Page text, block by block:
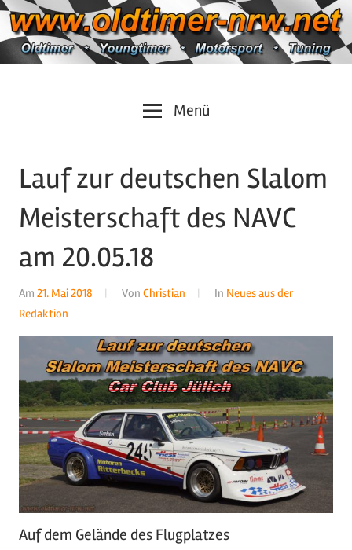
Zum
Inhalt
springen
https://oldtimer-
Motorsport
Tuning
Menü
Lauf zur deutschen Slalom
Meisterschaft des NAVC
am 20.05.18
Am 21. Mai 2018 Von Christian In Neues aus der
Redaktion
Auf dem Gelände des Flugplatzes